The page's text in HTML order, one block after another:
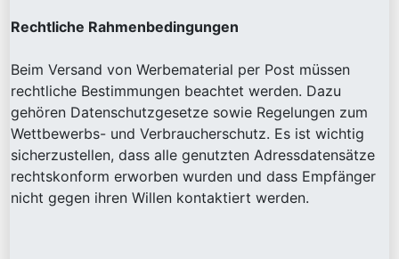
Rechtliche Rahmenbedingungen
Beim Versand von Werbematerial per Post müssen
rechtliche Bestimmungen beachtet werden. Dazu
gehören Datenschutzgesetze sowie Regelungen zum
Wettbewerbs- und Verbraucherschutz. Es ist wichtig
sicherzustellen, dass alle genutzten Adressdatensätze
rechtskonform erworben wurden und dass Empfänger
nicht gegen ihren Willen kontaktiert werden.